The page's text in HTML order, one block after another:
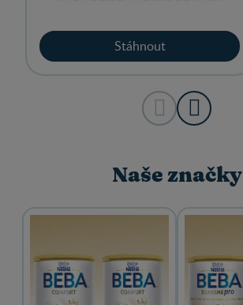
Stáhnout
Naše značky